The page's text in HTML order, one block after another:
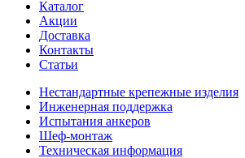
Каталог
Акции
Доставка
Контакты
Статьи
Нестандартные крепежные изделия
Инженерная поддержка
Испытания анкеров
Шеф-монтаж
Техническая информация